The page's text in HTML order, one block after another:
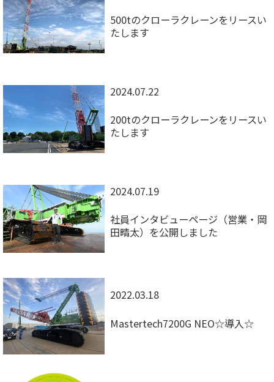
500tのクローラクレーンをリースい
たします
2024.07.22
200tのクローラクレーンをリースい
たします
2024.07.19
社員インタビューページ（営業・岡
田晴太）を公開しました
2022.03.18
Mastertech7200G NEO☆導入☆